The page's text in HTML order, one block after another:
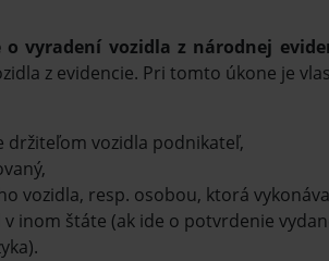
o vyradení vozidla z národnej
z evidencie. Pri tomto úkone je
držiteľom vozidla podnikateľ,
resp. osobou, ktorá
štáte (ak ide o potvrdenie